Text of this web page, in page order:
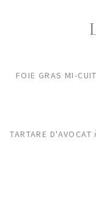
FOIE GRAS MI-
TARTARE